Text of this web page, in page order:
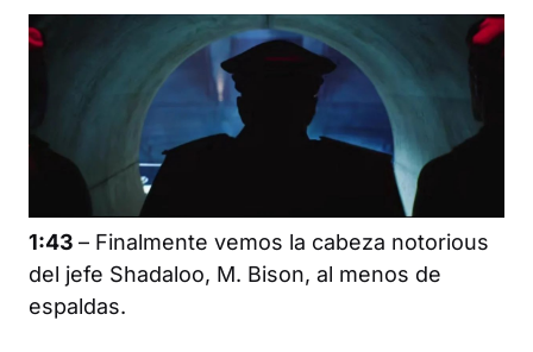
1:43 – Finalmente vemos la cabeza notorious
del jefe Shadaloo, M. Bison, al menos de
espaldas.